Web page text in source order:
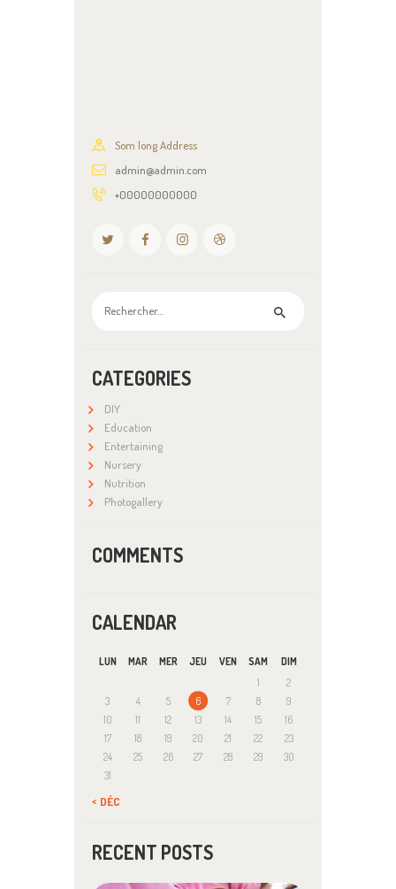
Som long Address
admin@admin.com
+00000000000
CATEGORIES
DIY
Education
Entertaining
Nursery
Nutrition
Photogallery
COMMENTS
CALENDAR
LUN MAR MER JEU VEN SAM
DIM
1
2
3
4 5 6 7 8
9
10
11 12 13 14 15
16
17
18 19 20 21 22
23
24
25 26 27 28 29
30
31
« DÉC
RECENT POSTS